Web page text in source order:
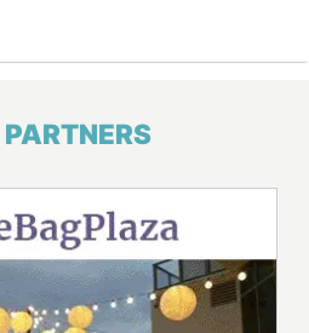
PARTNERS